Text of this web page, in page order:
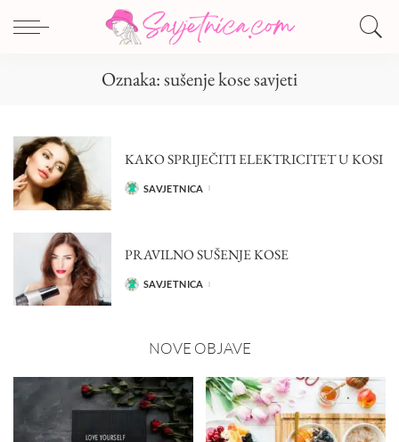
Oznaka:sušenje kose savjeti
KAKO SPRIJEČITI ELEKTRICITET U KOSI
POSTEDSAVJETNICA
PRAVILNO SUŠENJE KOSE
POSTEDSAVJETNICA
NOVE OBJAVE